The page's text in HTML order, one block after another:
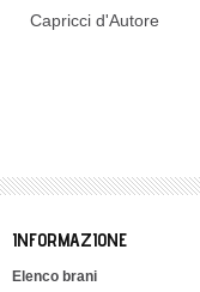
Capricci d'Autore
INFORMAZIONE
Elenco brani